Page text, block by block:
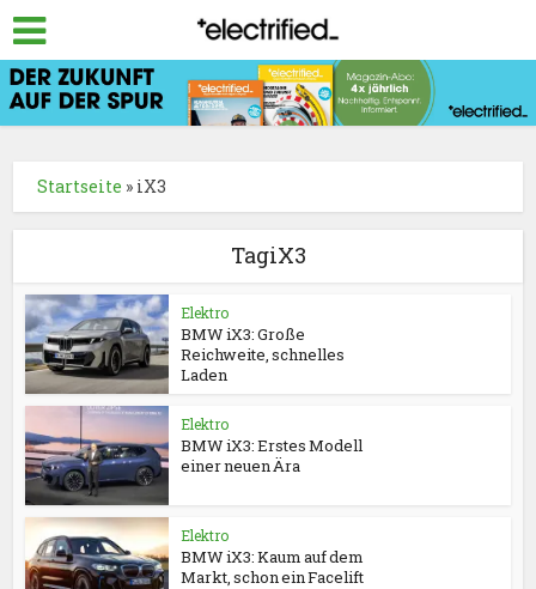
Startseite » iX3
TagiX3
Elektro
BMW iX3: Große
Reichweite, schnelles
Laden
Elektro
BMW iX3: Erstes Modell
einer neuen Ära
Elektro
BMW iX3: Kaum auf dem
Markt, schon ein Facelift